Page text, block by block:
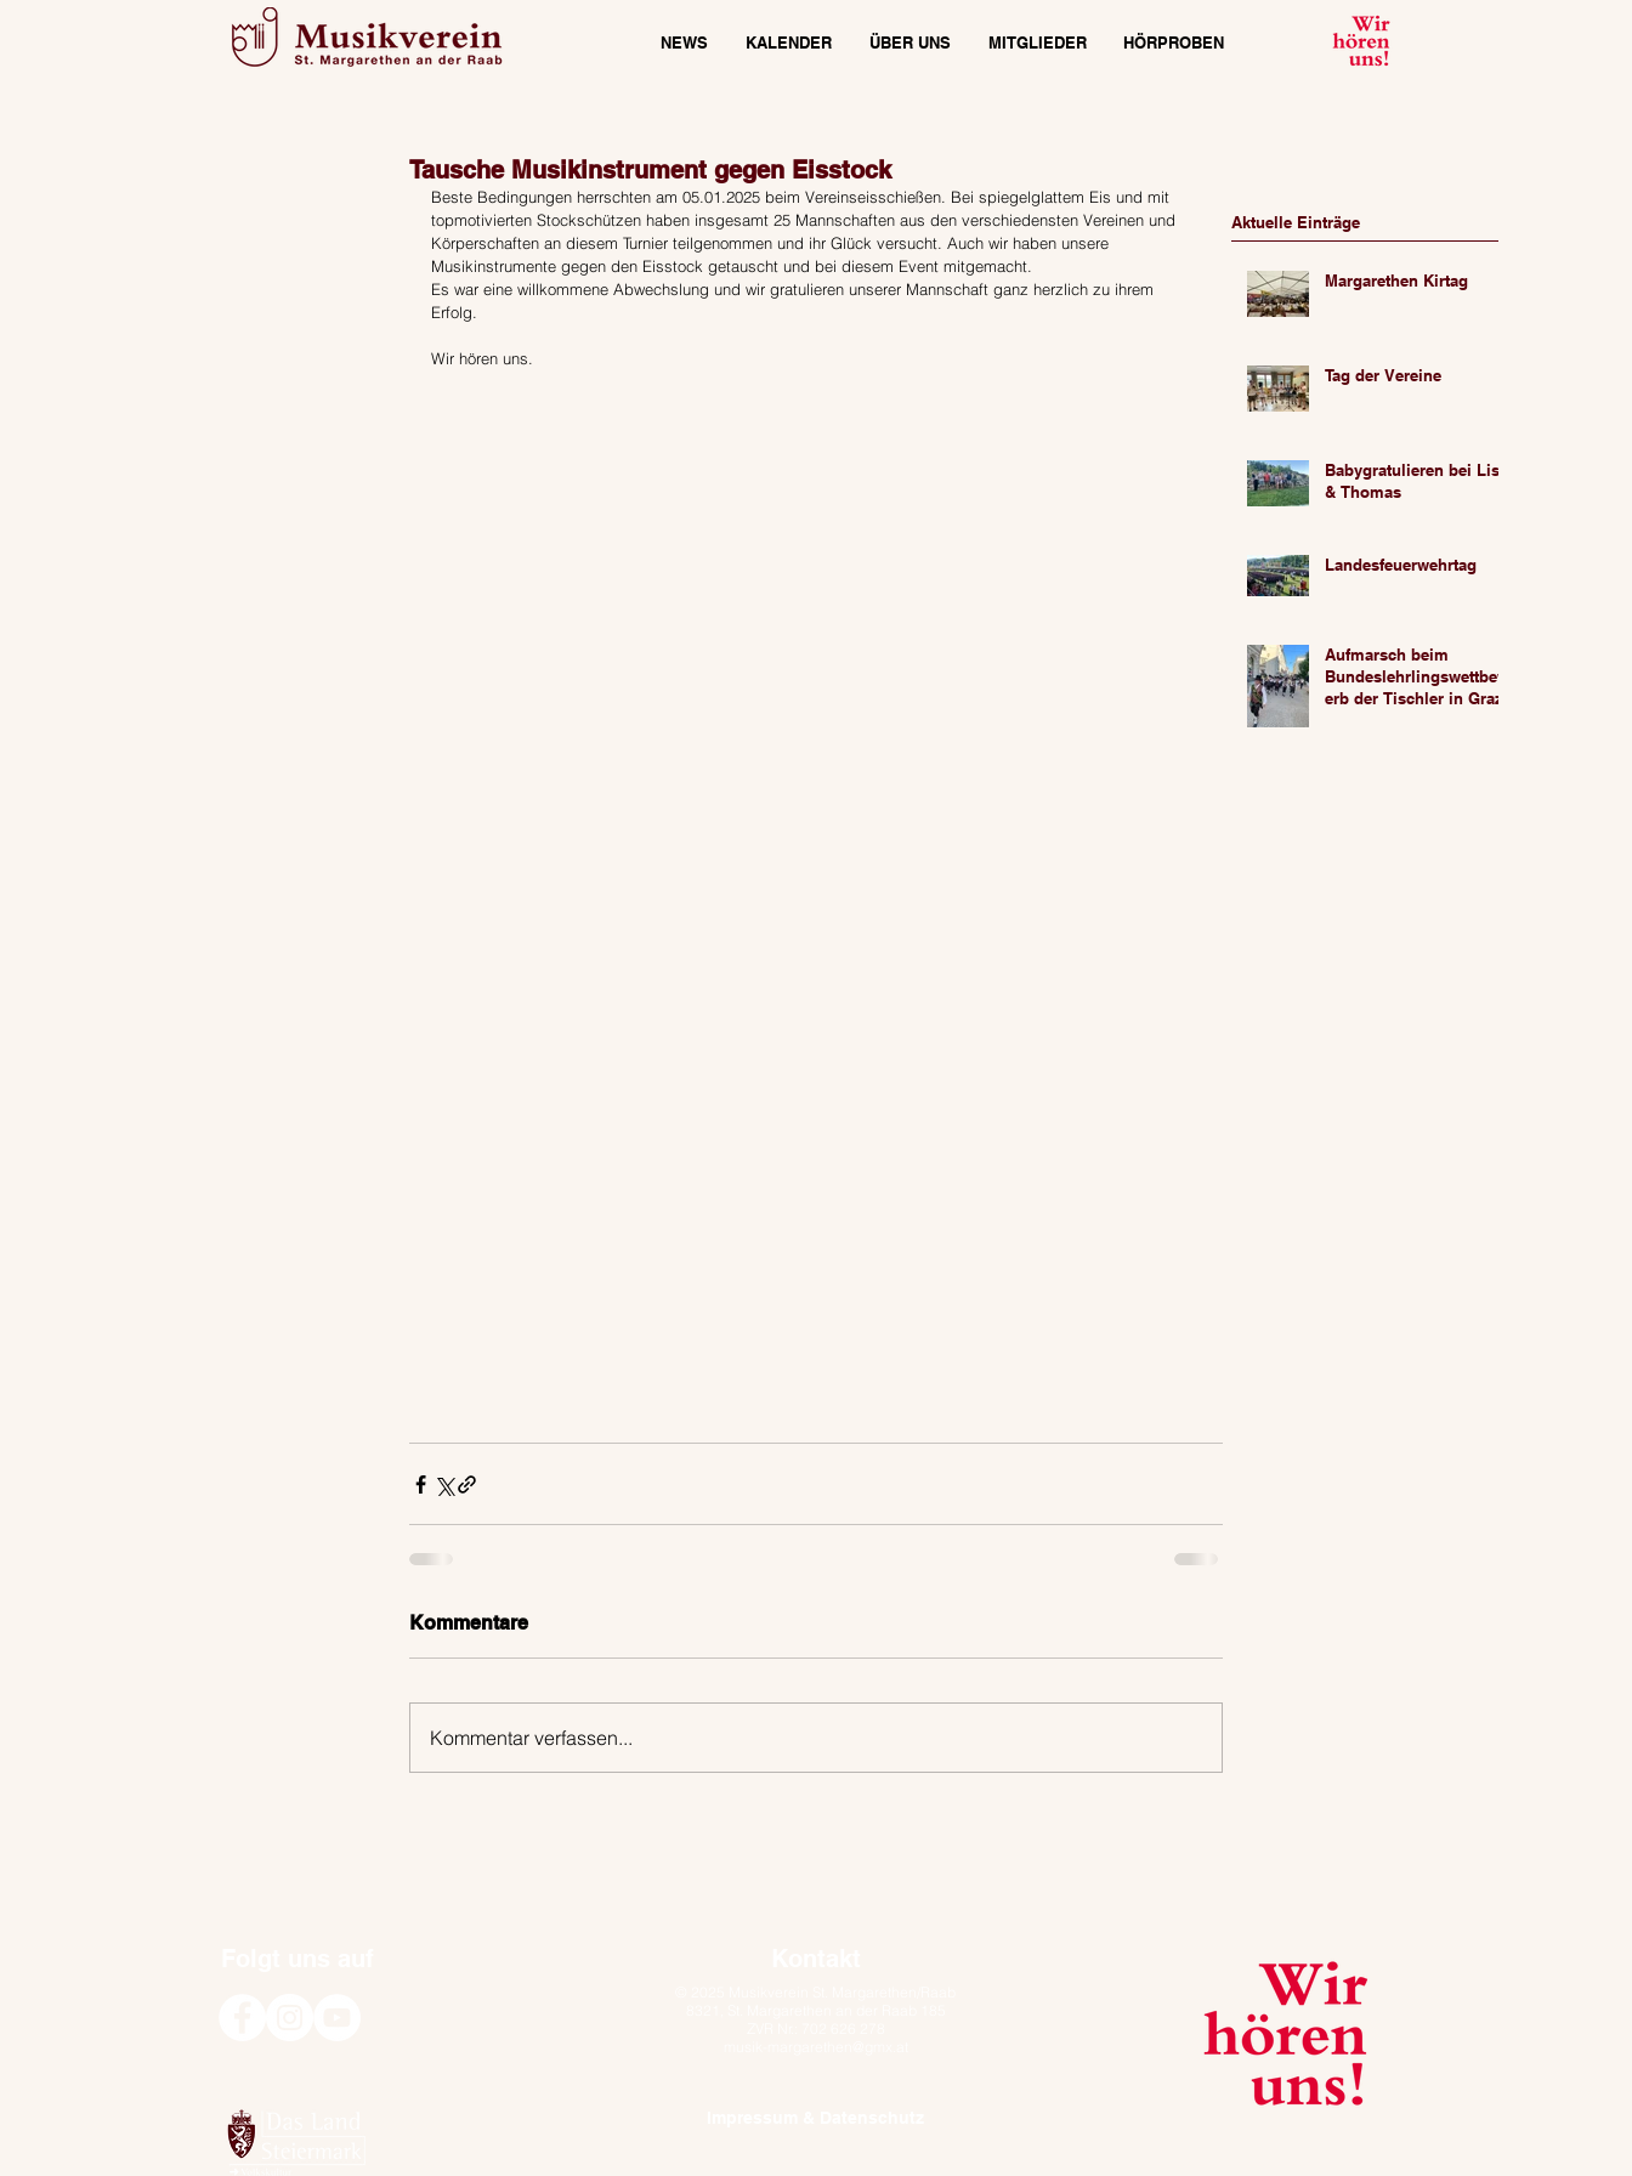
NEWS KALENDER ÜBER UNS MITGLIEDER HÖRPROBEN
Tausche Musikinstrument gegen Eisstock
Beste Bedingungen herrschten am 05.01.2025 beim Vereinseisschießen. Bei spiegelglattem Eis und mit
topmotivierten Stockschützen haben insgesamt 25 Mannschaften aus den verschiedensten Vereinen und
Körperschaften an diesem Turnier teilgenommen und ihr Glück versucht. Auch wir haben unsere
Musikinstrumente gegen den Eisstock getauscht und bei diesem Event mitgemacht.
Es war eine willkommene Abwechslung und wir gratulieren unserer Mannschaft ganz herzlich zu ihrem
Erfolg.
Wir hören uns.
Kommentare
Kommentar verfassen...
Aktuelle Einträge
Margarethen Kirtag
Tag der Vereine
Babygratulieren bei Lisa
& Thomas
Landesfeuerwehrtag
Aufmarsch beim
Bundeslehrlingswettbew
erb der Tischler in Graz